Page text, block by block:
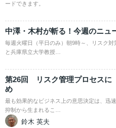
ードできます。
中澤・木村が斬る！今週のニュ
毎週火曜日（平日のみ）朝9時～、リスク
と兵庫県立大学教授…
第26回 リスク管理プロセスに
め
最も効果的なビジネス上の意思決定は、迅
抑制から生まれるこ…
鈴木 英夫